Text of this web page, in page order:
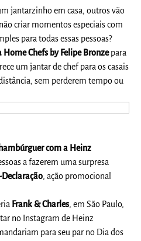
jantarzinho em casa, outros vão
criar momentos especiais com
para todas essas pessoas?
Home Chefs by Felipe Bronzepara
um jantar de chef para os casais
sem perderem tempo ou
com a Heinz
a fazerem uma surpresa
Declaração, ação promocional
Frank & Charles, em São Paulo,
no Instagram de Heinz
para seu par no Dia dos